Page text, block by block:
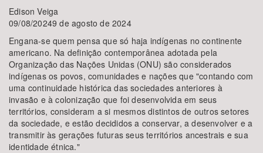
Edison Veiga
09/08/20249 de agosto de 2024
Engana-se quem pensa que só haja indígenas no continente
americano. Na definição contemporânea adotada pela
Organização das Nações Unidas (ONU) são considerados
indígenas os povos, comunidades e nações que "contando com
uma continuidade histórica das sociedades anteriores à
invasão e à colonização que foi desenvolvida em seus
territórios, consideram a si mesmos distintos de outros setores
da sociedade, e estão decididos a conservar, a desenvolver e a
transmitir às gerações futuras seus territórios ancestrais e sua
identidade étnica."